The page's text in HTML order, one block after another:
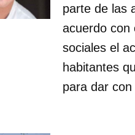
parte de las
acuerdo con
sociales el
habitantes
para dar